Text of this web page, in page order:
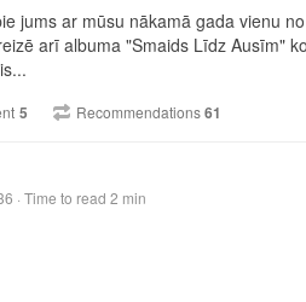
jums ar mūsu nākamā gada vienu
arī albuma "Smaids Līdz Ausīm"
5 Recommendations61
· Time to read 2 min